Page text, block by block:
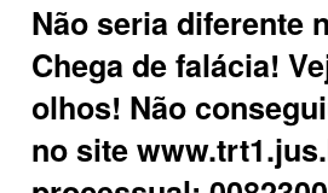
Não seria diferente
Chega de falácia!
olhos! Não
no site